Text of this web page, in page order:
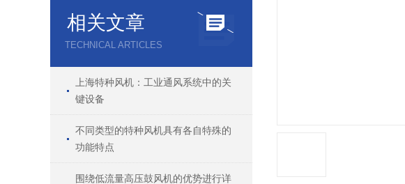
相关文章
TECHNICAL ARTICLES
上海特种风机：工业通风系统中的关
键设备
不同类型的特种风机具有各自特殊的
功能特点
围绕低流量高压鼓风机的优势进行详